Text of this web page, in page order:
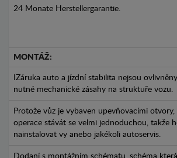
24 Monate Herstellergarantie.
MONTÁŽ:
IZáruka auto a jízdní stabilita nejsou
nutné mechanické zásahy na struktuře vozu.
Protože vůz je vybaven upevňovacími
operace stávát se velmi jednoduchou, takže
nainstalovat vy anebo jakékoli autoservis.